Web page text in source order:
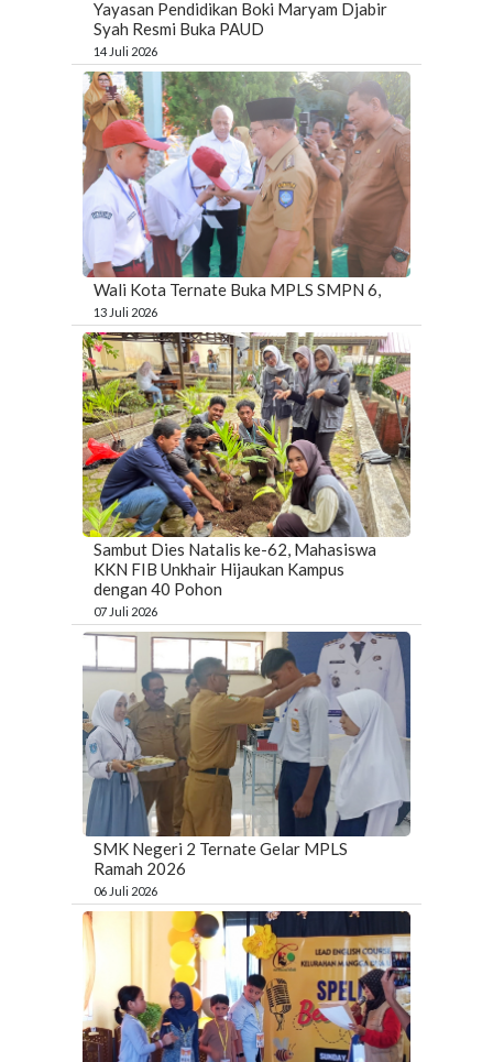
Yayasan Pendidikan Boki Maryam Djabir
Syah Resmi Buka PAUD
14 Juli 2026
Wali Kota Ternate Buka MPLS SMPN 6,
13 Juli 2026
Sambut Dies Natalis ke-62, Mahasiswa
KKN FIB Unkhair Hijaukan Kampus
dengan 40 Pohon
07 Juli 2026
SMK Negeri 2 Ternate Gelar MPLS
Ramah 2026
06 Juli 2026